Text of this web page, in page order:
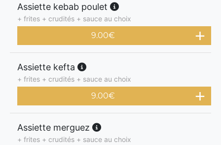
Assiette kebab poulet
+ frites + crudités + sauce au choix
9.00€
Assiette kefta
+ frites + crudités + sauce au choix
9.00€
Assiette merguez
+ frites + crudités + sauce au choix